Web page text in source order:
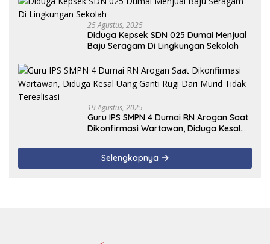
25 Agustus, 2025
Diduga Kepsek SDN 025 Dumai Menjual
Baju Seragam Di Lingkungan Sekolah
19 Agustus, 2025
Guru IPS SMPN 4 Dumai RN Arogan Saat
Dikonfirmasi Wartawan, Diduga Kesal
Terealisasi
Selengkapnya